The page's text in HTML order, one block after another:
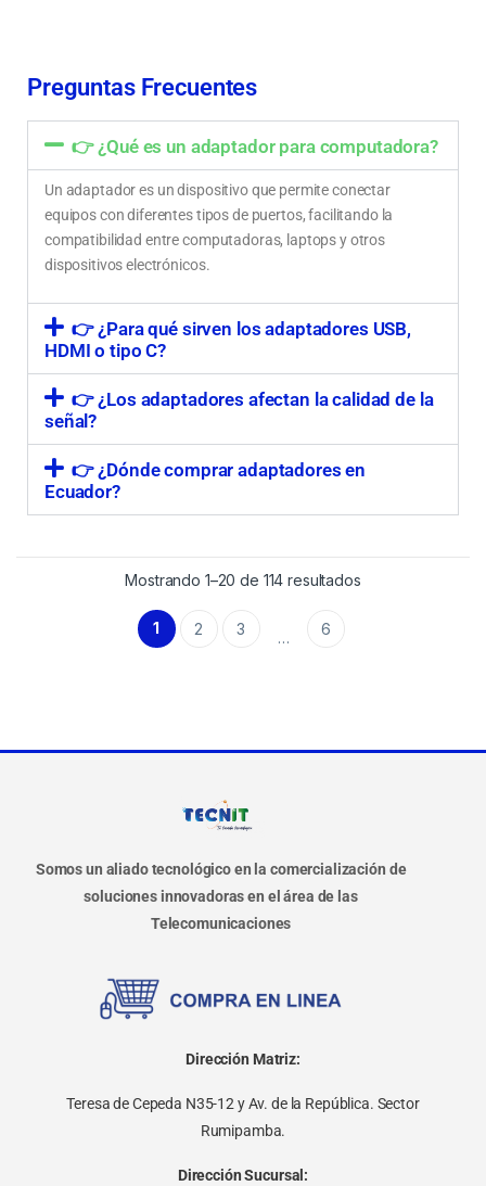
Preguntas Frecuentes
👉 ¿Qué es un adaptador para computadora?
Un adaptador es un dispositivo que permite conectar
equipos con diferentes tipos de puertos, facilitando la
compatibilidad entre computadoras, laptops y otros
dispositivos electrónicos.
👉 ¿Para qué sirven los adaptadores USB,
HDMI o tipo C?
👉 ¿Los adaptadores afectan la calidad de la
señal?
👉 ¿Dónde comprar adaptadores en
Ecuador?
Mostrando 1–20 de 114 resultados
1 2 3 … 6
Somos un aliado tecnológico en la comercialización de
soluciones innovadoras en el área de las
Telecomunicaciones
Dirección Matriz:
Teresa de Cepeda N35-12 y Av. de la República. Sector
Rumipamba.
Dirección Sucursal: